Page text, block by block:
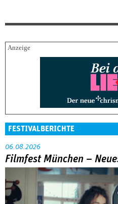
FESTIVALBERICHTE
06.08.2026
Filmfest München –